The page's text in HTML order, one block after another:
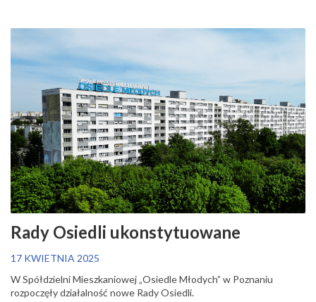
Rady Osiedli ukonstytuowane
17 KWIETNIA 2025
W Spółdzielni Mieszkaniowej „Osiedle Młodych” w Poznaniu
rozpoczęły działalność nowe Rady Osiedli.